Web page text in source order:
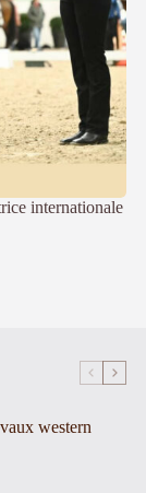
internationale
western